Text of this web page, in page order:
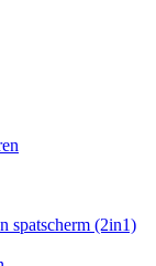
spatscherm (2in1)